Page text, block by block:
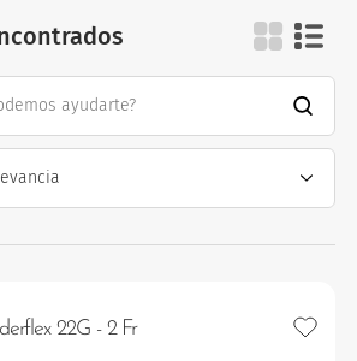
catéteres venosos
22G - 2 Fr Añadir